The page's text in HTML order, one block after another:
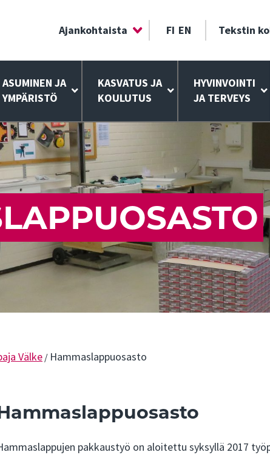
Ajankohtaista FI EN Tekstin
ASUMINEN JA
YMPÄRISTÖ
KASVATUS JA
KOULUTUS
HYVINVOINTI
JA TERVEYS
Välke/ Hammaslappuosasto
pakkaustyö on aloitettu syksyllä 2017